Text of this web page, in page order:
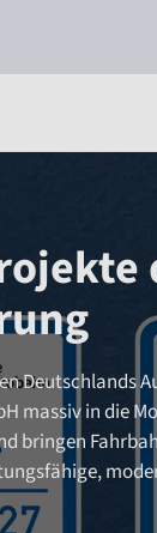
Deutschlands
massiv in die
bringen